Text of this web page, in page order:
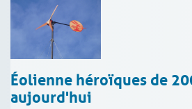
Éolienne héroïques de
aujourd'hui